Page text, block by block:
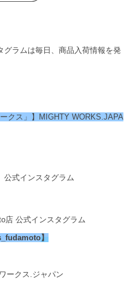
グラムは毎日、商品入荷情報を発
クス」】MIGHTY WORKS.JAPA
公式インスタグラム
店 公式インスタグラム
】
ークス.ジャパン